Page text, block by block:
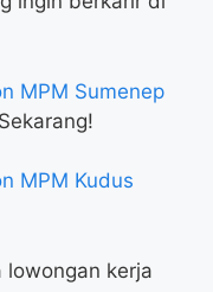
MPM Sumenep
MPM Kudus
lowongan kerja